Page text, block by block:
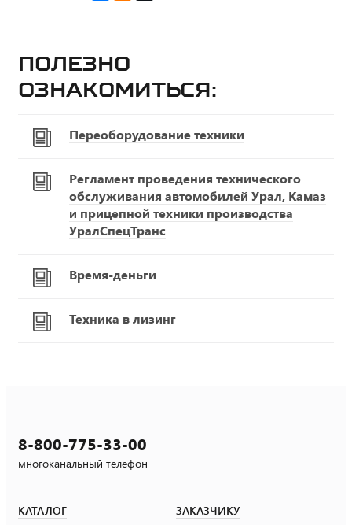
Полезно
ознакомиться:
Переоборудование техники
Регламент проведения технического
обслуживания автомобилей Урал, Камаз
и прицепной техники производства
УралСпецТранс
Время-деньги
Техника в лизинг
8-800-775-33-00
многоканальный телефон
КАТАЛОГ ЗАКАЗЧИКУ